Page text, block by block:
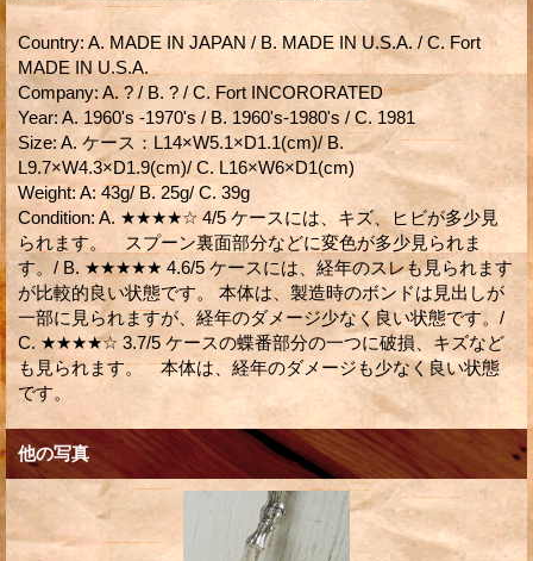
Country: A. MADE IN JAPAN / B. MADE IN U.S.A. / C. Fort
MADE IN U.S.A.
Company:A. ? / B. ? / C. Fort INCORORATED
Year: A. 1960's -1970's / B. 1960's-1980's / C. 1981
Size: A. ケース：L14×W5.1×D1.1(cm)/ B.
L9.7×W4.3×D1.9(cm)/ C. L16×W6×D1(cm)
Weight:A: 43g/ B. 25g/ C. 39g
Condition: A. ★★★★☆ 4/5 ケースには、キズ、ヒビが多少見
られます。 スプーン裏面部分などに変色が多少見られま
す。/ B. ★★★★★ 4.6/5 ケースには、経年のスレも見られます
が比較的良い状態です。 本体は、製造時のボンドは見出しが
一部に見られますが、経年のダメージ少なく良い状態です。/
C. ★★★★☆ 3.7/5 ケースの蝶番部分の一つに破損、キズなど
も見られます。 本体は、経年のダメージも少なく良い状態
です。
他の写真